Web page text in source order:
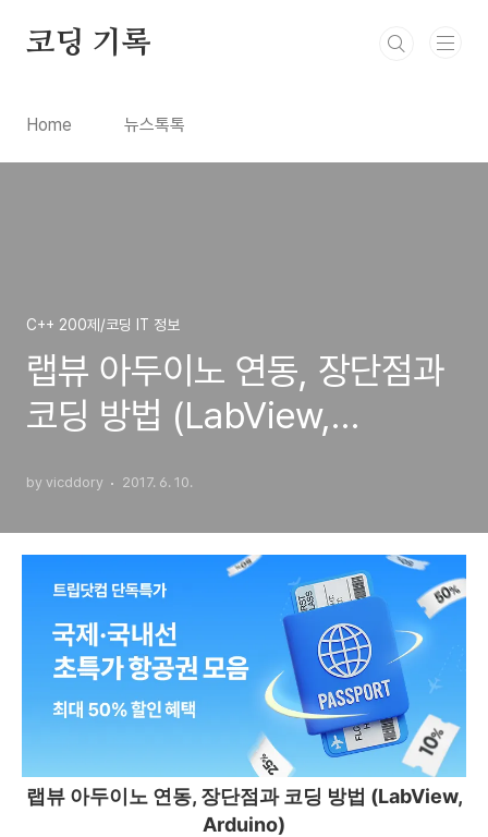
코딩 기록
Home 뉴스톡톡
C++ 200제/코딩 IT 정보
랩뷰 아두이노 연동, 장단점과
코딩 방법 (LabView,
by vicddory 2017. 6. 10.
랩뷰 아두이노 연동, 장단점과 코딩 방법 (LabView,
Arduino)